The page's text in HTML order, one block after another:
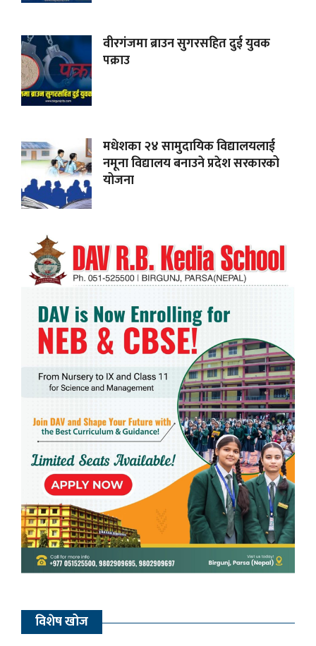
वीरगंजमा ब्राउन सुगरसहित दुई युवक
पक्राउ
मधेशका २४ सामुदायिक विद्यालयलाई
नमूना विद्यालय बनाउने प्रदेश सरकारको
योजना
विशेष खोज